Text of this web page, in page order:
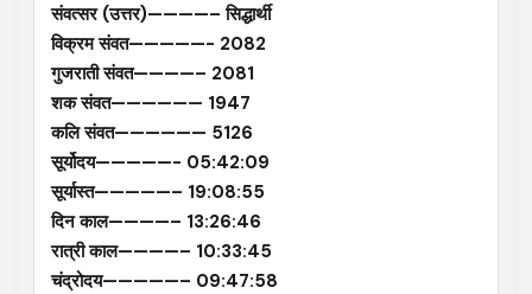
संवत्सर (उत्तर)————– सिद्धार्थी
विक्रम संवत—————- 2082
गुजराती संवत————– 2081
शक संवत—————— 1947
कलि संवत—————— 5126
सूर्योदय—————- 05:42:09
सूर्यास्त—————– 19:08:55
दिन काल————– 13:26:46
रात्री काल————– 10:33:45
चंद्रोदय—————– 09:47:58